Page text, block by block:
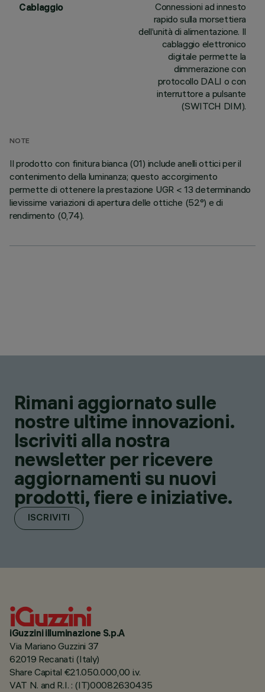
Cablaggio
Connessioni ad innesto
rapido sulla morsettiera
dell’unità di alimentazione. Il
cablaggio elettronico
digitale permette la
dimmerazione con
protocollo DALI o con
interruttore a pulsante
(SWITCH DIM).
NOTE
Il prodotto con finitura bianca (01) include anelli ottici per il
contenimento della luminanza; questo accorgimento
permette di ottenere la prestazione UGR < 13 determinando
lievissime variazioni di apertura delle ottiche (52°) e di
rendimento (0,74).
Rimani aggiornato sulle
nostre ultime innovazioni.
Iscriviti alla nostra
newsletter per ricevere
aggiornamenti su nuovi
prodotti, fiere e iniziative.
ISCRIVITI
iGuzzini illuminazione S.p.A
Via Mariano Guzzini 37
62019 Recanati (Italy)
Share Capital €21.050.000,00 i.v.
VAT N. and R.I. : (IT)00082630435